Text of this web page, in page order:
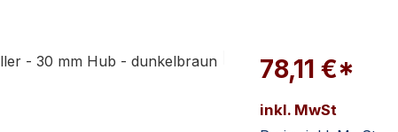
78,11 €*
inkl. MwSt